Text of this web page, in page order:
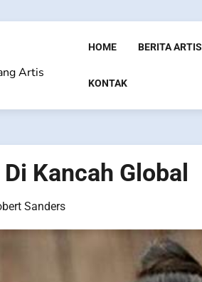
Artis
HOME BERITA ARTIS
KONTAK
Kancah Global
Sanders